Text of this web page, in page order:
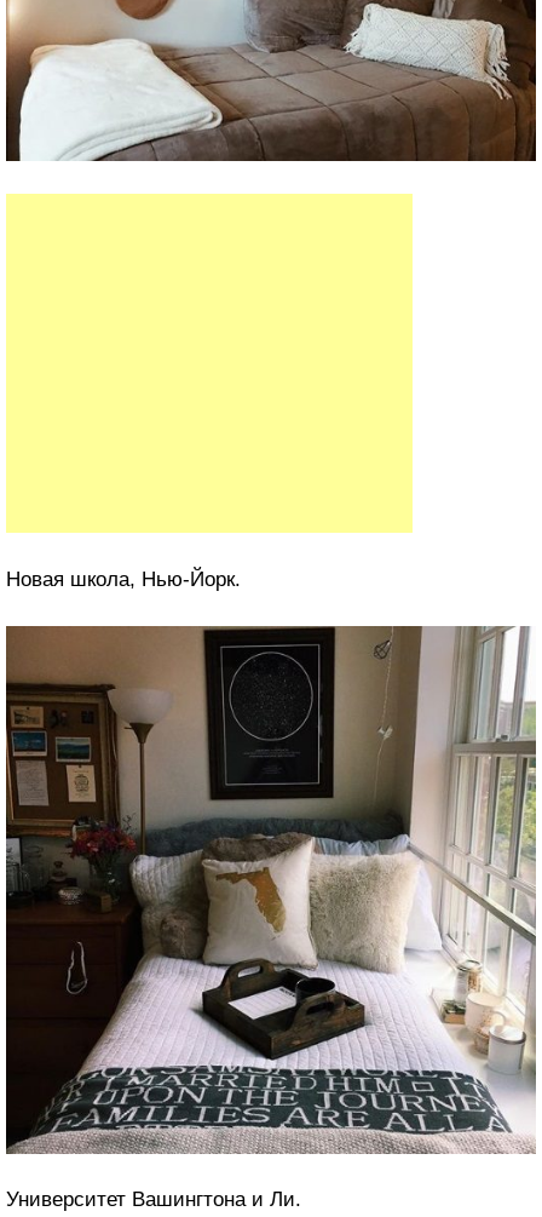
Новая школа, Нью-Йорк.
Университет Вашингтона и Ли.